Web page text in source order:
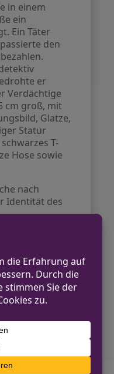
in einem
ein
Ein Täter
den
er
Verdächtige
cm groß, mit
Glatze,
Statur
T-
Hose sowie
nach
Identität des
BEITRAG
Batterie aus
Radlader